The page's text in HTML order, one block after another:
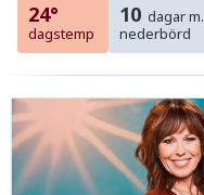
24°
dagstemp
10 dagar m.
nederbörd